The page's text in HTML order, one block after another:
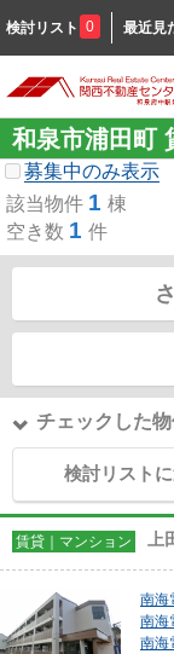
検討リスト 0 最近見
和泉市浦田町
募集中のみ表示
該当物件 1 棟
空き数 1 件
チェックした
検討リスト
賃貸｜マンション
南海
南海
南海